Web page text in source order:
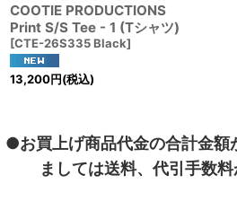
COOTIE PRODUCTIONS
Print S/S Tee - 1 (Tシャツ)
[CTE-26S335 Black]
13,200円(税込)
●お買上げ商品代金の合計金額
ましては送料、代引手数